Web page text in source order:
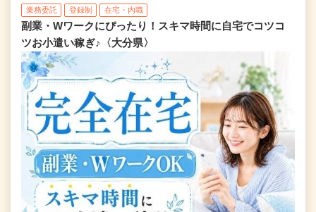
業務委託 登録制 在宅・内職
副業・Wワークにぴったり！スキマ時間に自宅でコツコ
ツお小遣い稼ぎ♪〈大分県〉